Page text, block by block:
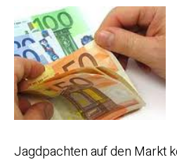
Jagdpachten auf den Markt